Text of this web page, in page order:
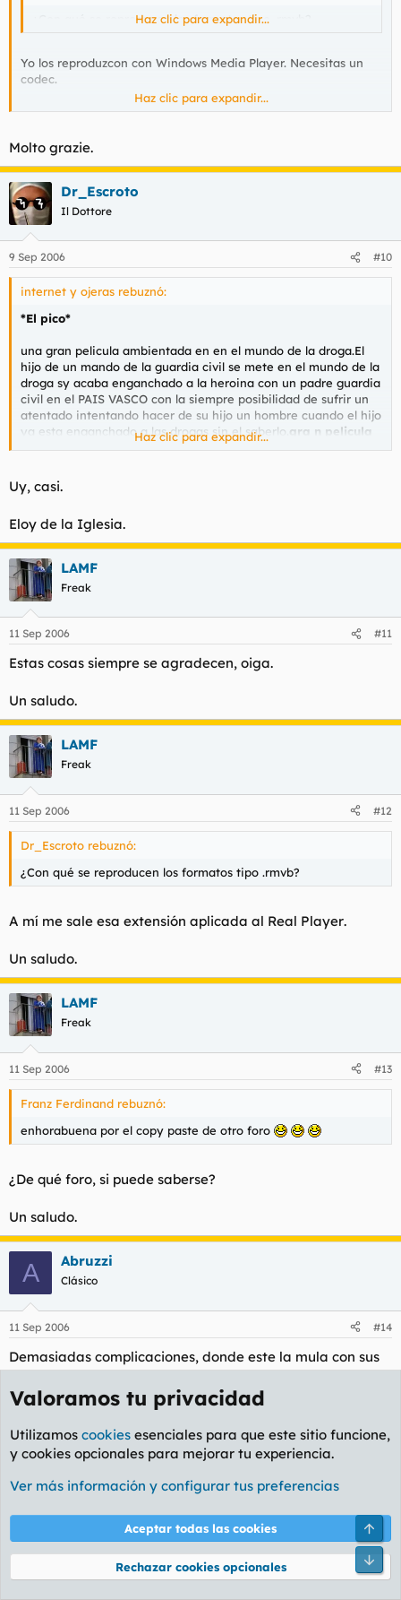
¿Con qué se reproducen los formatos tipo .rmvb?
Haz clic para expandir...
Yo los reproduzcon con Windows Media Player. Necesitas un
codec.
codec necesario: Real Alternative *https://www.free-
Haz clic para expandir...
Molto grazie.
Dr_Escroto
Il Dottore
9 Sep 2006 #10
internet y ojeras rebuznó:
*El pico*
una gran pelicula ambientada en en el mundo de la droga.El
hijo de un mando de la guardia civil se mete en el mundo de la
droga sy acaba enganchado a la heroina con un padre guardia
civil en el PAIS VASCO con la siempre posibilidad de sufrir un
atentado intentando hacer de su hijo un hombre cuando el hijo
ya esta enganchado a las drogas sin el saberlo. gra n pelicula
del estilo que tanto sabe hacer el magnifico director que es
Haz clic para expandir...
Uy, casi.
Eloy de la Iglesia.
LAMF
Freak
11 Sep 2006 #11
Estas cosas siempre se agradecen, oiga.
Un saludo.
LAMF
Freak
11 Sep 2006 #12
Dr_Escroto rebuznó:
¿Con qué se reproducen los formatos tipo .rmvb?
A mí me sale esa extensión aplicada al Real Player.
Un saludo.
LAMF
Freak
11 Sep 2006 #13
Franz Ferdinand rebuznó:
enhorabuena por el copy paste de otro foro
¿De qué foro, si puede saberse?
Un saludo.
A Abruzzi
Clásico
11 Sep 2006 #14
Demasiadas complicaciones, donde este la mula con sus
avis y de ahi pasando por el nero al divx de sobremesa de
cabeza.
Franz Ferdinand
Frikazo
Franz Ferdinand rebuznó:
Valoramos tu privacidad
Utilizamos cookies esenciales para que este sitio funcione,
y cookies opcionales para mejorar tu experiencia.
Ver más información y configurar tus preferencias
Aceptar todas las cookies
Rechazar cookies opcionales
Pie